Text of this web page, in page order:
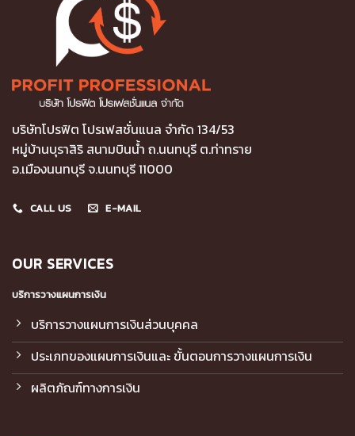
บริษัทโปรฟิต โปรเฟสชั่นแนล จำกัด 134/53
หมู่บ้านบุราสิริ สนามบินน้ำ ถ.นนทบุรี ต.ท่าทราย
อ.เมืองนนทบุรี จ.นนทบุรี 11000
CALL US E-MAIL
OUR SERVICES
บริการวางแผนการเงิน
บริการวางแผนการเงินส่วนบุคคล
ประเภทของแผนการเงินและ ขั้นตอนการวางแผนการเงิน
ผลิตภัณฑ์ทางการเงิน